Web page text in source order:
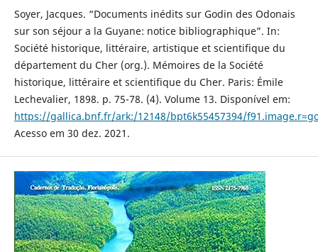
Soyer, Jacques. “Documents inédits sur Godin des Odonais
sur son séjour a la Guyane: notice bibliographique”. In:
Société historique, littéraire, artistique et scientifique du
département du Cher (org.). Mémoires de la Société
historique, littéraire et scientifique du Cher. Paris: Émile
Lechevalier, 1898. p. 75-78. (4). Volume 13. Disponível em:
https://gallica.bnf.fr/ark:/12148/bpt6k55457394/
Acesso em 30 dez. 2021.